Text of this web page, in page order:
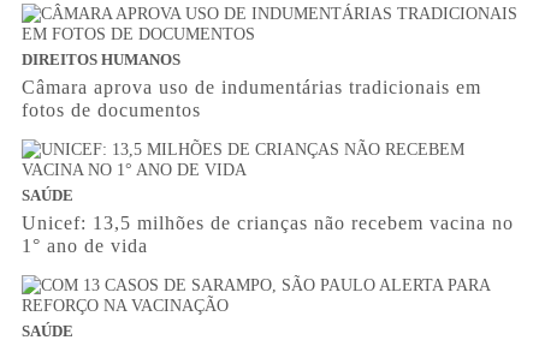
DIREITOS HUMANOS
Câmara aprova uso de indumentárias tradicionais em
fotos de documentos
SAÚDE
Unicef: 13,5 milhões de crianças não recebem vacina no
1° ano de vida
SAÚDE